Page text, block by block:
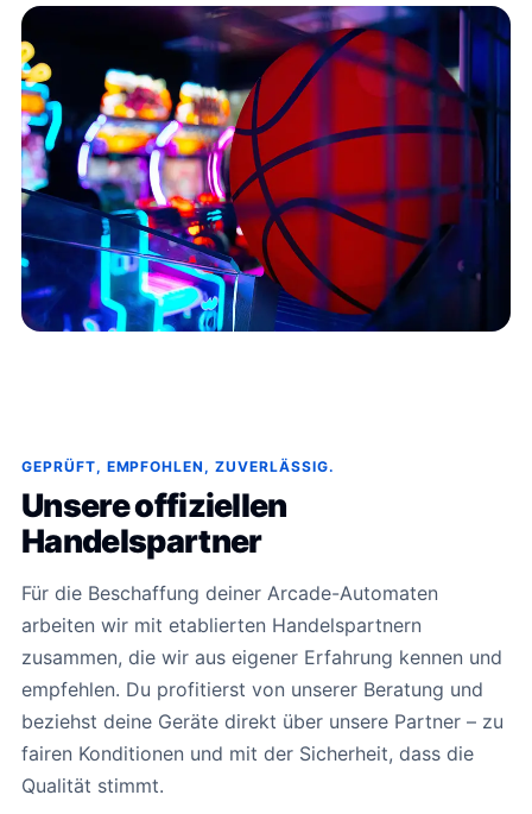
GEPRÜFT, EMPFOHLEN, ZUVERLÄSSIG.
Unsere offiziellen
Handelspartner
Für die Beschaffung deiner Arcade-Automaten
arbeiten wir mit etablierten Handelspartnern
zusammen, die wir aus eigener Erfahrung kennen und
empfehlen. Du profitierst von unserer Beratung und
beziehst deine Geräte direkt über unsere Partner – zu
fairen Konditionen und mit der Sicherheit, dass die
Qualität stimmt.